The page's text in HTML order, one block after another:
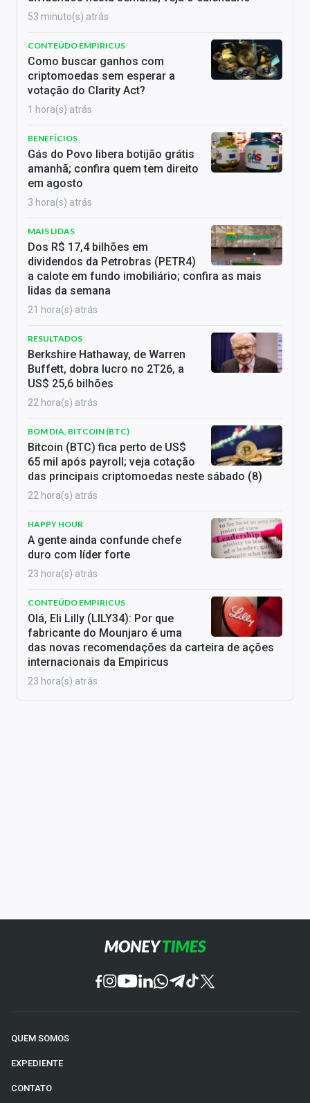
53 minuto(s) atrás
CONTEÚDO EMPIRICUS
Como buscar ganhos com
criptomoedas sem esperar a
votação do Clarity Act?
1 hora(s) atrás
BENEFÍCIOS
Gás do Povo libera botijão grátis
amanhã; confira quem tem direito
em agosto
3 hora(s) atrás
MAIS LIDAS
Dos R$ 17,4 bilhões em
dividendos da Petrobras (PETR4)
a calote em fundo imobiliário; confira as mais
lidas da semana
21 hora(s) atrás
RESULTADOS
Berkshire Hathaway, de Warren
Buffett, dobra lucro no 2T26, a
US$ 25,6 bilhões
22 hora(s) atrás
BOM DIA, BITCOIN (BTC)
Bitcoin (BTC) fica perto de US$
65 mil após payroll; veja cotação
das principais criptomoedas neste sábado (8)
22 hora(s) atrás
HAPPY HOUR
A gente ainda confunde chefe
duro com líder forte
23 hora(s) atrás
CONTEÚDO EMPIRICUS
Olá, Eli Lilly (LILY34): Por que
fabricante do Mounjaro é uma
das novas recomendações da carteira de ações
internacionais da Empiricus
23 hora(s) atrás
QUEM SOMOS
EXPEDIENTE
CONTATO